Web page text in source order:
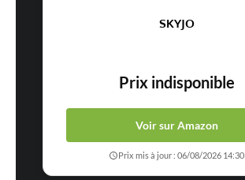
SKYJO
Prix indisponible
Voir sur Amazon
Prix mis à jour : 06/08/2026 14:30